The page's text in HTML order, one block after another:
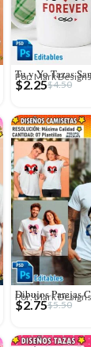
Por: Mark Designs
$4.50
$2.25
Por: Mark Designs
$5.50
$2.75